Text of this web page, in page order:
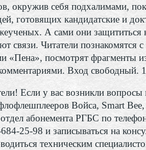
окружив себя подхалимами,
готовящих кандидатские и
А сами они защититься
связи. Читатели познакомятся с
«Пена», посмотрят фрагменты
Вход свободный.
Если у вас возникли вопросы
Войса, Smart Bee,
абонемента РГБС по
25-98 и записываться на
техническим